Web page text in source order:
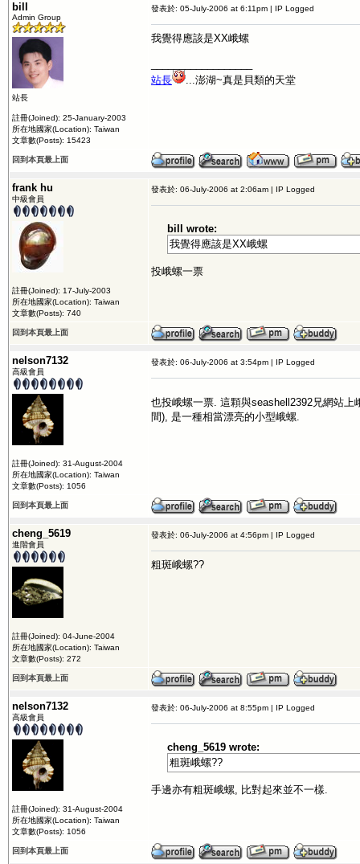
bill
Admin Group
站長
註冊(Joined): 25-January-2003
所在地國家(Location): Taiwan
文章數(Posts): 15423
發表於: 05-July-2006 at 6:11pm | IP Logged
我覺得應該是XX峨螺
站長
...澎湖~真是貝類的天堂
回到本頁最上面
frank hu
中級會員
註冊(Joined): 17-July-2003
所在地國家(Location): Taiwan
文章數(Posts): 740
發表於: 06-July-2006 at 2:06am | IP Logged
bill wrote:
我覺得應該是XX峨螺
投峨螺一票
回到本頁最上面
nelson7132
高級會員
註冊(Joined): 31-August-2004
所在地國家(Location): Taiwan
文章數(Posts): 1056
發表於: 06-July-2006 at 3:54pm | IP Logged
也投峨螺一票. 這顆與seashell2392兄網站上
間), 是一種相當漂亮的小型峨螺.
回到本頁最上面
cheng_5619
進階會員
註冊(Joined): 04-June-2004
所在地國家(Location): Taiwan
文章數(Posts): 272
發表於: 06-July-2006 at 4:56pm | IP Logged
粗斑峨螺??
回到本頁最上面
nelson7132
高級會員
註冊(Joined): 31-August-2004
所在地國家(Location): Taiwan
文章數(Posts): 1056
發表於: 06-July-2006 at 8:55pm | IP Logged
cheng_5619 wrote:
粗斑峨螺??
手邊亦有粗斑峨螺, 比對起來並不一樣.
回到本頁最上面